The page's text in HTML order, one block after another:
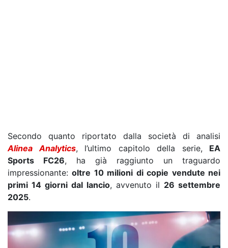
Secondo quanto riportato dalla società di analisi
Alinea Analytics, l’ultimo capitolo della serie, EA
Sports FC26, ha già raggiunto un traguardo
impressionante:oltre 10 milioni di copie vendute nei
primi 14 giorni dal lancio, avvenuto il 26 settembre
2025.